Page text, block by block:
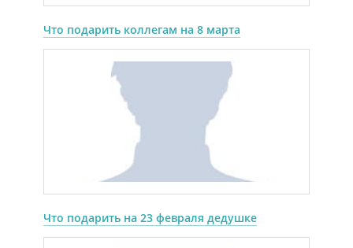
Что подарить коллегам на 8 марта
Что подарить на 23 февраля дедушке